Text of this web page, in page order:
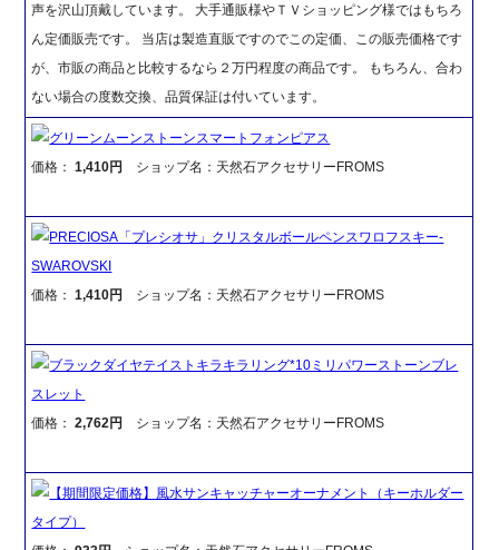
声を沢山頂戴しています。 大手通販様やＴＶショッピング様ではもちろ
ん定価販売です。 当店は製造直販ですのでこの定価、この販売価格です
が、市販の商品と比較するなら２万円程度の商品です。 もちろん、合わ
ない場合の度数交換、品質保証は付いています。
グリーンムーンストーンスマートフォンピアス
価格：1,410円 ショップ名：天然石アクセサリーFROMS
PRECIOSA「プレシオサ」クリスタルボールペンスワロフスキー-
SWAROVSKI
価格：1,410円 ショップ名：天然石アクセサリーFROMS
ブラックダイヤテイストキラキラリング*10ミリパワーストーンブレ
スレット
価格：2,762円 ショップ名：天然石アクセサリーFROMS
【期間限定価格】風水サンキャッチャーオーナメント（キーホルダー
タイプ）